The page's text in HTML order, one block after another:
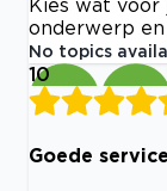
Kies wat voor
onderwerp
No topics
10
Goede